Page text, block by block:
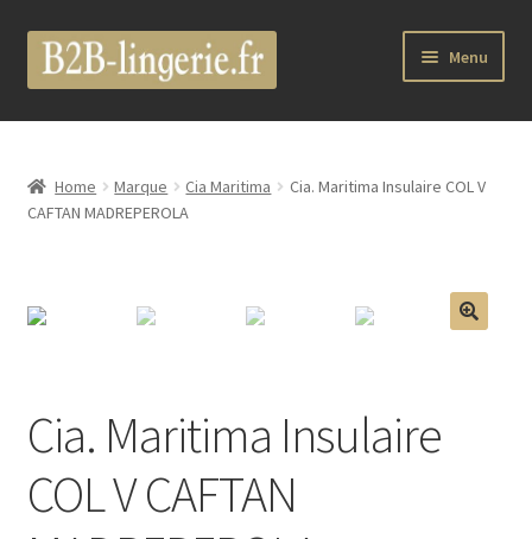
Aller
Aller
au
Menu
B2B Lingerie Site Officiel
Wholesale Registration Page
Boutique
Luxury Lingerie
Femme
Home Marque Cia Maritima
Cia. Maritima Insulaire COL V
CAFTAN MADREPEROLA
Cia. Maritima Insulaire
COL V CAFTAN